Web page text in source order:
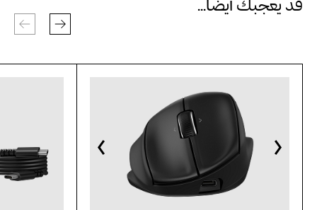
قد يعجبك أيضًا...